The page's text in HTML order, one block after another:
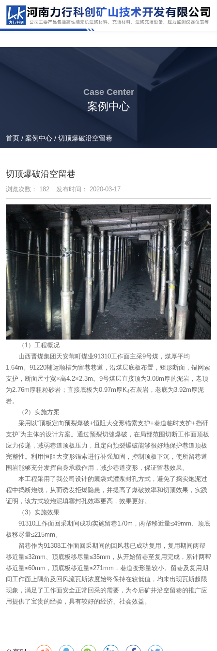
Case Center
案例中心
首页 / 案例中心 / 切顶爆破沿空留巷
切顶爆破沿空留巷
浏览次数： 182 发布时间： 2020-03-17
（1）工程概况
山西晋煤集团天安苇町煤业91310工作面主采9号煤，煤厚平均
1.64m。91220辅运顺槽为留巷巷道，沿煤层底板布置，矩形断面，锚网索
支护，断面尺寸宽×高4.2×2.3m。9号煤层直接顶为3.08m厚的泥岩，老顶
为2.76m厚粗粒砂岩；直接底板为0.97m厚K4石灰岩，老底为3.92m厚泥
岩。
（2）实施方案
采用以“顶板定向预裂爆破+恒阻大变形锚索支护+巷道临时支护+挡矸
支护”为主体的设计方案。通过预裂切缝爆破，在局部范围切断工作面顶板
应力传递，减弱巷道顶板压力，且定向预裂爆破能够很好地保护巷道顶板
完整性。利用恒阻大变形锚索进行补强加固，控制顶板下沉，使所留巷道
围岩能够充分发挥自身承载作用，减少巷道变形，保证留巷效果。
本工程采用了我公司设计的囊袋式灌浆封孔方式，避免了捣实炮泥过
程中捣断炮线，从而诱发拒爆隐患，并提高了爆破效率和切顶效果，实践
证明，该方式较炮泥填塞封孔效率更高，效果更好。
（3）实施效果
91310工作面回采期间成功实施留巷170m，两帮移近量≤49mm、顶底
板移尽量≤215mm。
留巷作为91308工作面回采期间的回风巷已成功复用，复用期间两帮
移近量≤32mm、顶底板移尽量≤35mm，从开始留巷至复用完成，累计两帮
移近量≤60mm，顶底板移近量≤271mm，巷道变形量较小。留巷及复用期
间工作面上隅角及回风流瓦斯浓度始终保持在较低值，均未出现瓦斯超限
现象，满足了工作面安全正常回采的需要，为今后矿井沿空留巷的推广应
用提供了宝贵的经验，具有较好的经济、社会效益。